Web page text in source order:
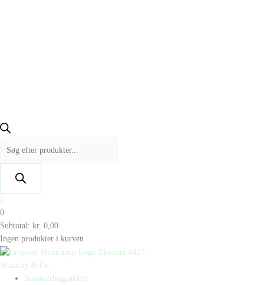
0
0
Subtotal: kr. 0,00
Ingen produkter i kurven
Straarup & Co
Sommerbogpakker